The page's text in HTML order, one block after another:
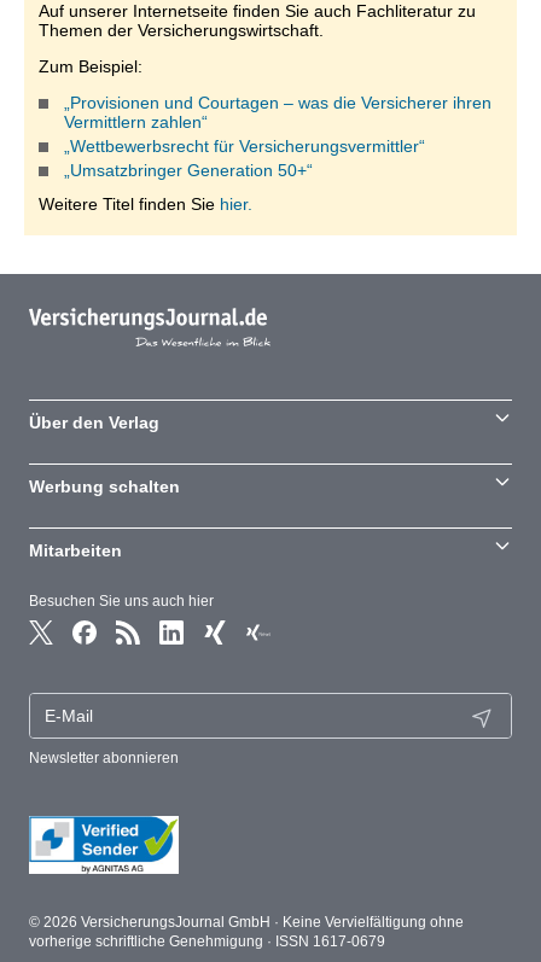
Auf unserer Internetseite finden Sie auch Fachliteratur zu
Themen der Versicherungswirtschaft.
Zum Beispiel:
„Provisionen und Courtagen – was die Versicherer ihren
Vermittlern zahlen“
„Wettbewerbsrecht für Versicherungsvermittler“
„Umsatzbringer Generation 50+“
Weitere Titel finden Sie hier.
Besuchen Sie uns auch hier
Newsletter abonnieren
Über den Verlag
Werbung schalten
Mitarbeiten
© 2026 VersicherungsJournal GmbH · Keine Vervielfältigung ohne
vorherige schriftliche Genehmigung · ISSN 1617-0679